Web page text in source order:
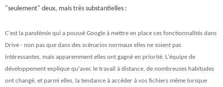
"seulement" deux, mais très substantielles :
C'est la pandémie qui a poussé Google à mettre en place ces fonctionnalités dans
Drive - non pas que dans des scénarios normaux elles ne soient pas
intéressantes, mais apparemment elles ont gagné en priorité. L'équipe de
développement explique qu'avec le travail à distance, de nombreuses habitudes
ont changé, et parmi elles, la tendance à accéder à vos fichiers même lorsque